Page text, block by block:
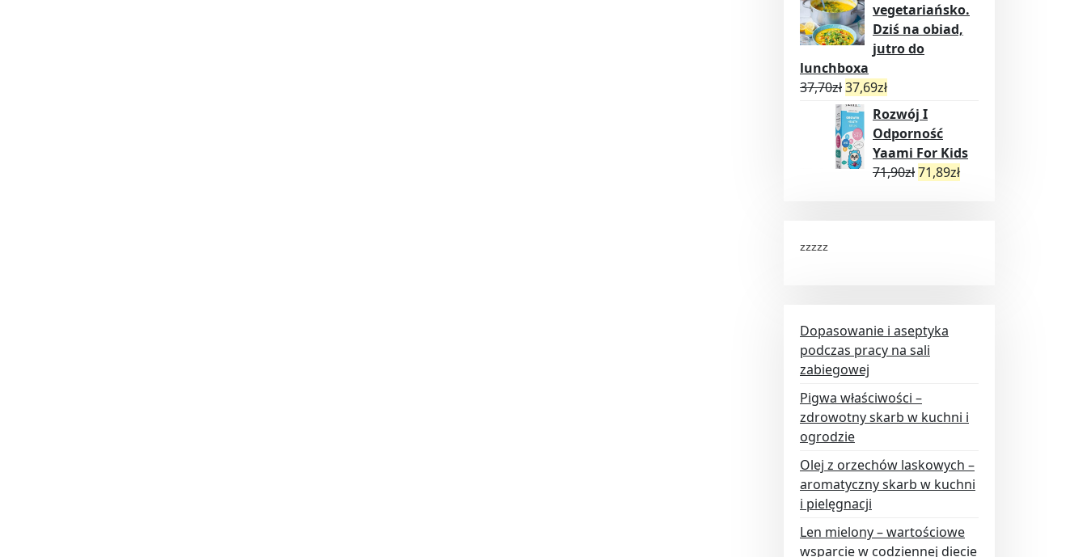
vegetariańsko.
Dziś na obiad,
jutro do
lunchboxa
37,70zł37,69zł
Rozwój I
Odporność
Yaami For Kids
71,90zł71,89zł
zzzzz
Dopasowanie i aseptyka
podczas pracy na sali
zabiegowej
Pigwa właściwości –
zdrowotny skarb w kuchni i
ogrodzie
Olej z orzechów laskowych –
aromatyczny skarb w kuchni
i pielęgnacji
Len mielony – wartościowe
wsparcie w codziennej diecie